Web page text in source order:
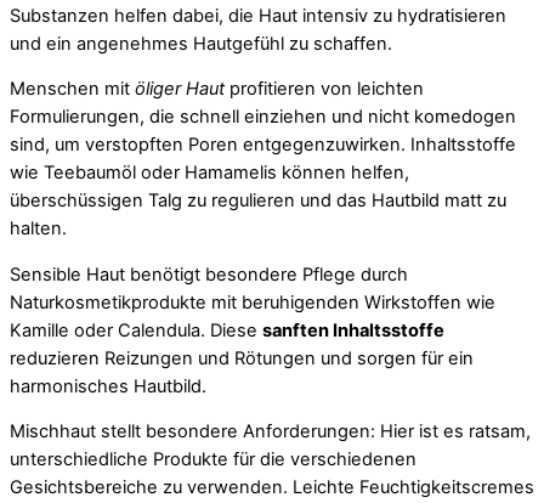
Substanzen helfen dabei, die Haut intensiv zu hydratisieren
und ein angenehmes Hautgefühl zu schaffen.
Menschen mit öliger Hautprofitieren von leichten
Formulierungen, die schnell einziehen und nicht komedogen
sind, um verstopften Poren entgegenzuwirken. Inhaltsstoffe
wie Teebaumöl oder Hamamelis können helfen,
überschüssigen Talg zu regulieren und das Hautbild matt zu
halten.
Sensible Haut benötigt besondere Pflege durch
Naturkosmetikprodukte mit beruhigenden Wirkstoffen wie
Kamille oder Calendula. Diese sanften Inhaltsstoffe
reduzieren Reizungen und Rötungen und sorgen für ein
harmonisches Hautbild.
Mischhaut stellt besondere Anforderungen: Hier ist es ratsam,
unterschiedliche Produkte für die verschiedenen
Gesichtsbereiche zu verwenden. Leichte Feuchtigkeitscremes